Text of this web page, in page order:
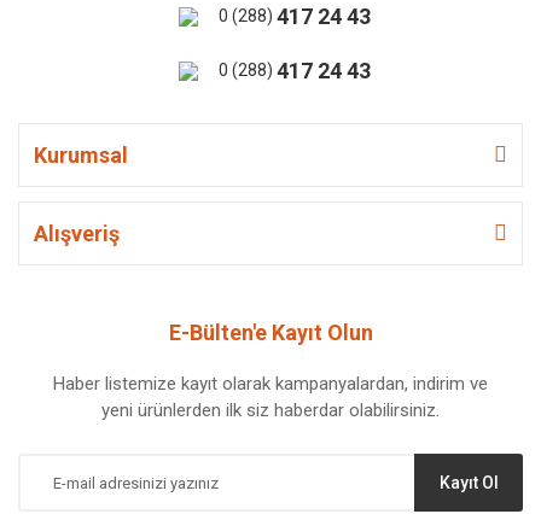
0 (288) 417 24 43
0 (288) 417 24 43
Kurumsal
Alışveriş
E-Bülten'e Kayıt Olun
Haber listemize kayıt olarak kampanyalardan, indirim ve
yeni ürünlerden ilk siz haberdar olabilirsiniz.
Kayıt Ol